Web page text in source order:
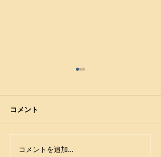
橋（５位）
（2023年9月21～24日、鹿児
島・日置市吹上浜公園体育
https://www.japan-
コメント
コメントを追加…